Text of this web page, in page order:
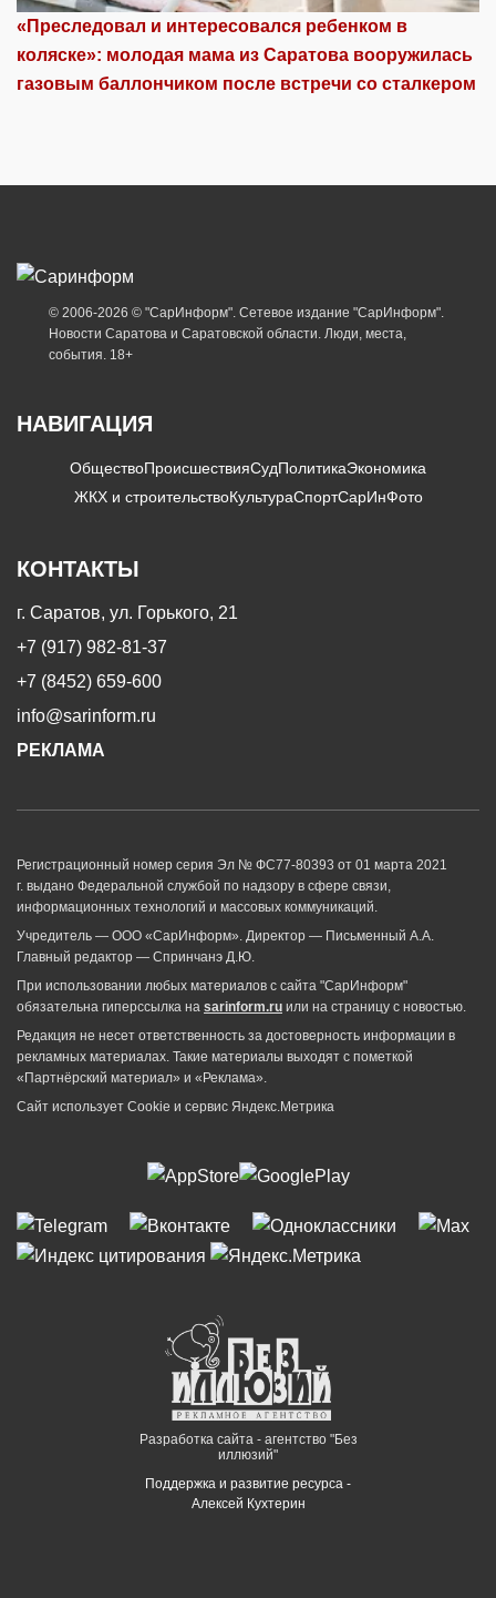
«Преследовал и интересовался ребенком в
коляске»: молодая мама из Саратова вооружилась
газовым баллончиком после встречи со сталкером
© 2006-2026 © "СарИнформ". Сетевое издание "СарИнформ".
Новости Саратова и Саратовской области. Люди, места,
события. 18+
НАВИГАЦИЯ
ОбществоПроисшествияСудПолитикаЭкономика
ЖКХ и строительствоКультураСпортСарИнФото
КОНТАКТЫ
г. Саратов, ул. Горького, 21
+7 (917) 982-81-37
+7 (8452) 659-600
info@sarinform.ru
РЕКЛАМА
Регистрационный номер серия Эл № ФС77-80393 от 01 марта 2021
г. выдано Федеральной службой по надзору в сфере связи,
информационных технологий и массовых коммуникаций.
Учредитель — ООО «СарИнформ». Директор — Письменный А.А.
Главный редактор — Спринчанэ Д.Ю.
При использовании любых материалов с сайта "СарИнформ"
обязательна гиперссылка на sarinform.ru или на страницу с новостью.
Редакция не несет ответственность за достоверность информации в
рекламных материалах. Такие материалы выходят с пометкой
«Партнёрский материал» и «Реклама».
Сайт использует Cookie и сервиc Яндекс.Метрика
Разработка сайта - агентство "Без
иллюзий"
Поддержка и развитие ресурса -
Алексей Кухтерин